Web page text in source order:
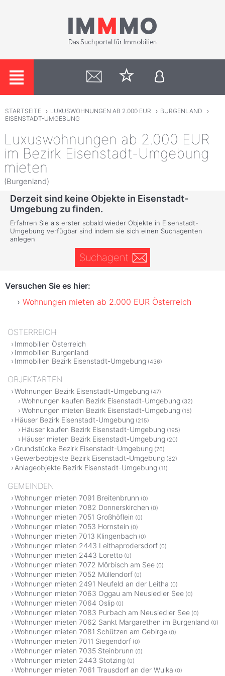
STARTSEITE › LUXUSWOHNUNGEN AB 2.000 EUR › BURGENLAND
›
EISENSTADT-UMGEBUNG
Luxuswohnungen ab 2.000 EUR
im Bezirk Eisenstadt-Umgebung
mieten
(Burgenland)
Derzeit sind keine Objekte in Eisenstadt-
Umgebung zu finden.
Erfahren Sie als erster sobald wieder Objekte in Eisenstadt-
Umgebung verfügbar sind indem sie sich einen Suchagenten
anlegen
Suchagent
Versuchen Sie es hier:
Wohnungen mieten ab 2.000 EUR Österreich
ÖSTERREICH
Immobilien Österreich
Immobilien Burgenland
Immobilien Bezirk Eisenstadt-Umgebung (436)
OBJEKTARTEN
Wohnungen Bezirk Eisenstadt-Umgebung (47)
Wohnungen kaufen Bezirk Eisenstadt-Umgebung (32)
Wohnungen mieten Bezirk Eisenstadt-Umgebung (15)
Häuser Bezirk Eisenstadt-Umgebung (215)
Häuser kaufen Bezirk Eisenstadt-Umgebung (195)
Häuser mieten Bezirk Eisenstadt-Umgebung (20)
Grundstücke Bezirk Eisenstadt-Umgebung (76)
Gewerbeobjekte Bezirk Eisenstadt-Umgebung (82)
Anlageobjekte Bezirk Eisenstadt-Umgebung (11)
GEMEINDEN
Wohnungen mieten 7091 Breitenbrunn (0)
Wohnungen mieten 7082 Donnerskirchen (0)
Wohnungen mieten 7051 Großhöflein (0)
Wohnungen mieten 7053 Hornstein (0)
Wohnungen mieten 7013 Klingenbach (0)
Wohnungen mieten 2443 Leithaprodersdorf (0)
Wohnungen mieten 2443 Loretto (0)
Wohnungen mieten 7072 Mörbisch am See (0)
Wohnungen mieten 7052 Müllendorf (0)
Wohnungen mieten 2491 Neufeld an der Leitha (0)
Wohnungen mieten 7063 Oggau am Neusiedler See (0)
Wohnungen mieten 7064 Oslip (0)
Wohnungen mieten 7083 Purbach am Neusiedler See (0)
Wohnungen mieten 7062 Sankt Margarethen im Burgenland (0)
Wohnungen mieten 7081 Schützen am Gebirge (0)
Wohnungen mieten 7011 Siegendorf (0)
Wohnungen mieten 7035 Steinbrunn (0)
Wohnungen mieten 2443 Stotzing (0)
Wohnungen mieten 7061 Trausdorf an der Wulka (0)